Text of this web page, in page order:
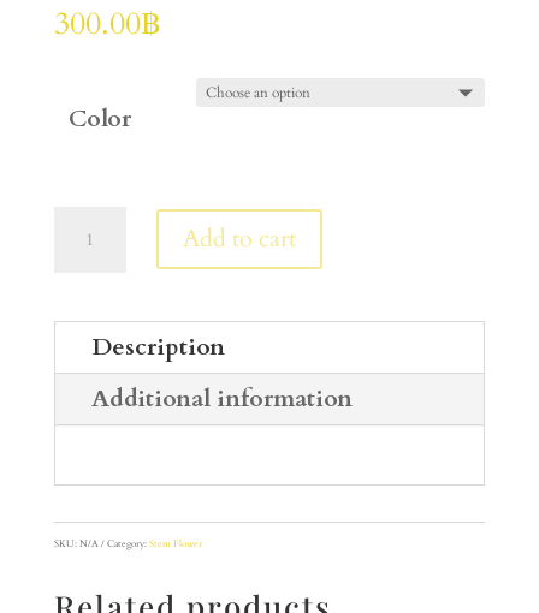
300.00฿
Color
กล้วยไม้
Dendrobium
quantity
Add to cart
Description
Additional information
SKU:N/A Category:Stem Flower